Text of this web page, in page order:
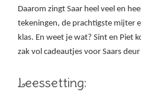
Daarom zingt Saar heel veel en
tekeningen, de prachtigste mijter
klas. En weet je wat? Sint en Piet
zak vol cadeautjes voor Saars
Leessetting: